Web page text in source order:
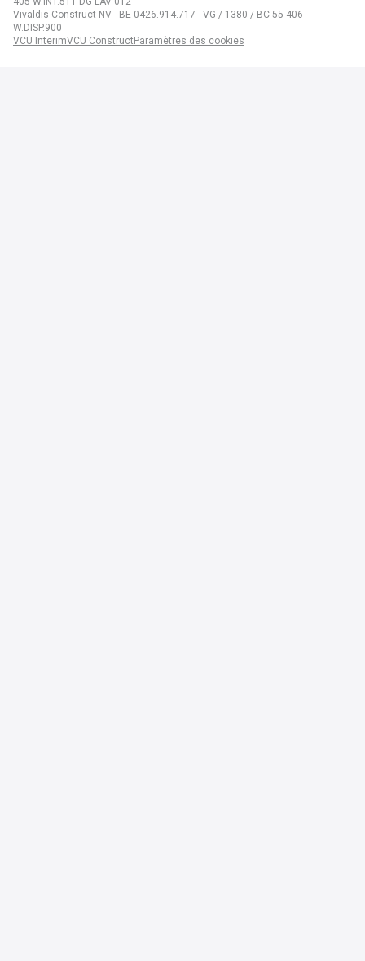
Vivaldis Construct NV - BE 0426.914.717 - VG / 1380 / BC 55-406
W.DISP.900
VCU InterimVCU Construct Paramètres des cookies